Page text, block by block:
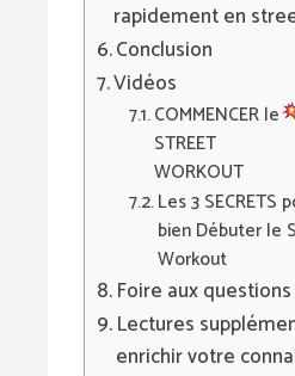
rapidement en
Conclusion
Vidéos
COMMENCER le
STREET
WORKOUT
Les 3 SECRETS
bien Débuter le
Workout
Foire aux questions
Lectures
enrichir votre